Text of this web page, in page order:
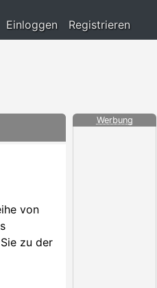
Einloggen Registrieren
von
zu der
Werbung